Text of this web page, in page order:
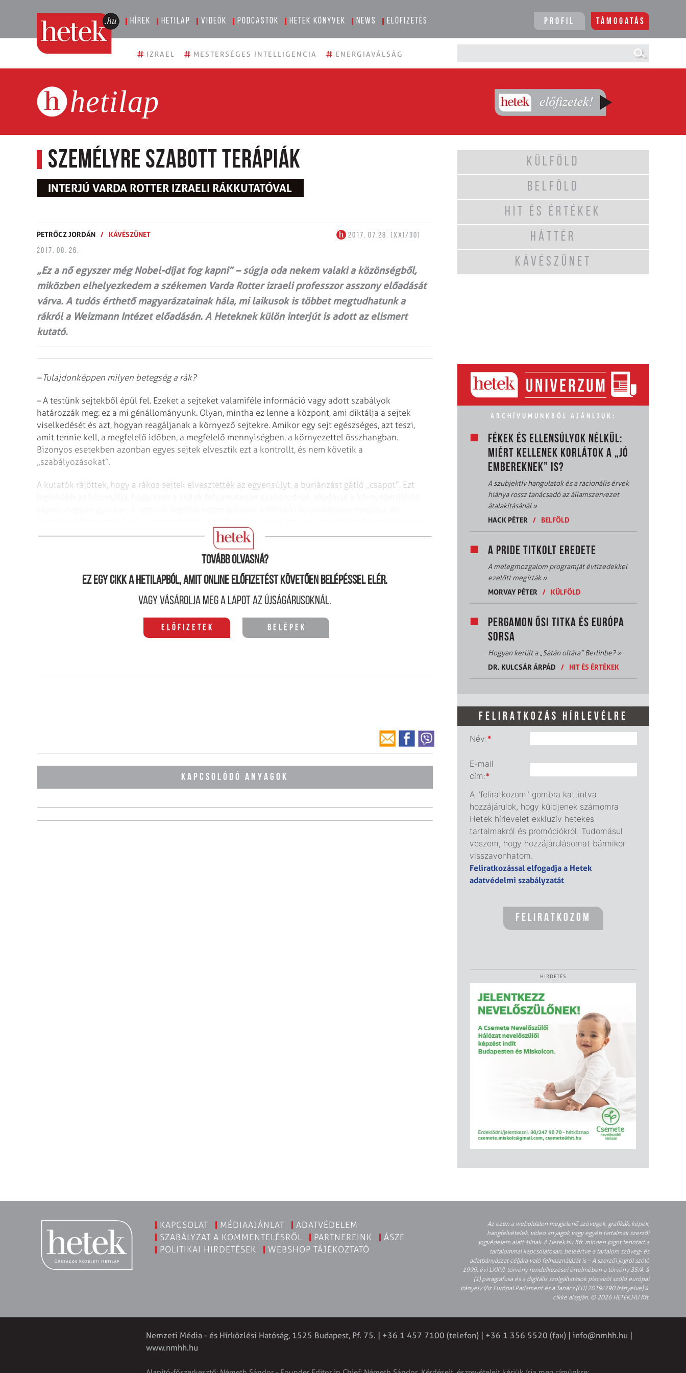
Hírek Hetilap Videók Podcastok Hetek könyvek News Előfizetés Profil Támogatás
# IZRAEL # MESTERSÉGES INTELLIGENCIA # ENERGIAVÁLSÁG
hetilap
Személyre szabott terápiák
INTERJÚ VARDA ROTTER IZRAELI RÁKKUTATÓVAL
PETRŐCZ JORDÁN / KÁVÉSZÜNET
2017. 07.28. (XXI/30)
2017. 08. 26.
„Ez a nő egyszer még Nobel-díjat fog kapni” – súgja oda nekem valaki a közönségből,
miközben elhelyezkedem a székemen Varda Rotter izraeli professzor asszony előadását
várva. A tudós érthető magyarázatainak hála, mi laikusok is többet megtudhatunk a
rákról a Weizmann Intézet előadásán. A Heteknek külön interjút is adott az elismert
kutató.
– Tulajdonképpen milyen betegség a rák?
– A testünk sejtekből épül fel. Ezeket a sejteket valamiféle információ vagy adott szabályok
határozzák meg: ez a mi génállományunk. Olyan, mintha ez lenne a központ, ami diktálja a sejtek
viselkedését és azt, hogyan reagáljanak a környező sejtekre. Amikor egy sejt egészséges, azt teszi,
amit tennie kell, a megfelelő időben, a megfelelő mennyiségben, a környezettel összhangban.
Bizonyos esetekben azonban egyes sejtek elvesztik ezt a kontrollt, és nem követik a
„szabályozásokat”.
A kutatók rájöttek, hogy a rákos sejtek elvesztették az egyensúlyt, a burjánzást gátló „csapot”. Ezt
nőni, és daganattá válik. Ez olyan sejtek tömege, amelyek teljesen másképpen viselkednek.
Tovább olvasná?
Ez egy cikk a hetilapból, amit online előfizetést követően belépéssel elér.
Vagy vásárolja meg a lapot az újságárusoknál.
Előfizetek Belépek
KAPCSOLÓDÓ ANYAGOK
KÜLFÖLD
BELFÖLD
HIT ÉS ÉRTÉKEK
HÁTTÉR
KÁVÉSZÜNET
ARCHÍVUMUNKBÓL AJÁNLJUK:
FÉKEK ÉS ELLENSÚLYOK NÉLKÜL:
MIÉRT KELLENEK KORLÁTOK A „JÓ
EMBEREKNEK” IS?
A szubjektív hangulatok és a racionális érvek
hiánya rossz tanácsadó az államszervezet
átalakításánál»
HACK PÉTER
/ BELFÖLD
A PRIDE TITKOLT EREDETE
A melegmozgalom programját évtizedekkel
ezelőtt megírták»
MORVAY PÉTER
/ KÜLFÖLD
PERGAMON ŐSI TITKA ÉS EURÓPA
SORSA
Hogyan került a „Sátán oltára” Berlinbe?»
DR. KULCSÁR ÁRPÁD
/ HIT ÉS ÉRTÉKEK
FELIRATKOZÁS HÍRLEVÉLRE
Név:*
E-mail
cím:*
A "feliratkozom" gombra kattintva
hozzájárulok, hogy küldjenek számomra
Hetek hírlevelet exkluzív hetekes
tartalmakról és promóciókról. Tudomásul
veszem, hogy hozzájárulásomat bármikor
visszavonhatom.
Feliratkozással elfogadja a Hetek
adatvédelmi szabályzatát.
HIRDETÉS
KAPCSOLAT MÉDIAAJÁNLAT
ADATVÉDELEM
SZABÁLYZAT A KOMMENTELÉSRŐL
PARTNEREINK
ÁSZF
POLITIKAI HIRDETÉSEK
WEBSHOP TÁJÉKOZTATÓ
Az ezen a weboldalon megjelenő szövegek, grafikák, képek,
hangfelvételek, video anyagok vagy egyéb tartalmak szerzői
jogvédelem alatt állnak. A Hetek.hu Kft. minden jogot fenntart a
tartalommal kapcsolatosan, beleértve a tartalom szöveg- és
adatbányászat céljára való felhasználását is – A szerzői jogról szóló
1999. évi LXXVI. törvény rendelkezései értelmében a törvény 35/A. §
(1) paragrafusa és a digitális szolgáltatások piacairól szóló európai
irányelv (Az Európai Parlament és a Tanács (EU) 2019/790 Irányelve) 4.
cikke alapján. © 2026 HETEK.HU Kft.
Nemzeti Média - és Hírközlési Hatóság, 1525 Budapest, Pf. 75. | +36 1 457 7100 (telefon) | +36 1 356 5520 (fax) | info@nmhh.hu
www.nmhh.hu